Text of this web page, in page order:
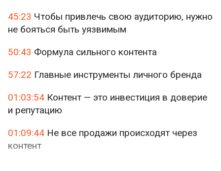
45:23 Чтобы привлечь свою аудиторию, нужно
не бояться быть уязвимым
50:43 Формула сильного контента
57:22 Главные инструменты личного бренда
01:03:54 Контент — это инвестиция в доверие
и репутацию
01:09:44 Не все продажи происходят через
контент